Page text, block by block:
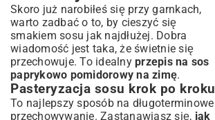
Skoro już narobiłeś się przy garnkach,
warto zadbać o to, by cieszyć się
smakiem sosu jak najdłużej. Dobra
wiadomość jest taka, że świetnie się
przechowuje. To idealny przepis na sos
paprykowo pomidorowy na zimę.
Pasteryzacja sosu krok po kroku
To najlepszy sposób na długoterminowe
przechowywanie. Zastanawiasz się, jak